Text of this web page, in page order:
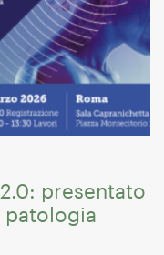
2.0: presentato
patologia